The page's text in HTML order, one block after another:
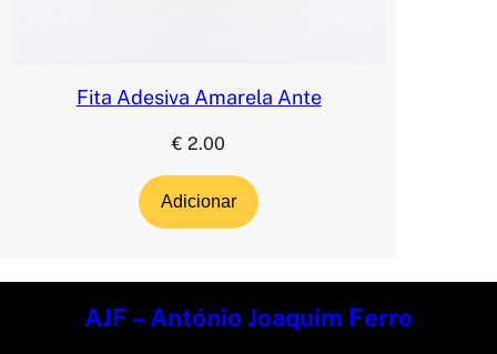
Fita Adesiva Amarela Ante
€ 2.00
Adicionar
AJF – António Joaquim Ferro